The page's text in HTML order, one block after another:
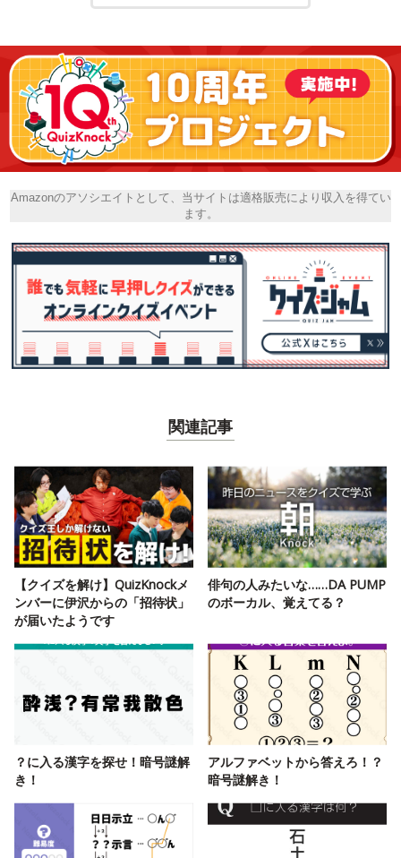
Amazonのアソシエイトとして、当サイトは適格販売により収入を得てい
ます。
関連記事
【クイズを解け】QuizKnockメ
ンバーに伊沢からの「招待状」
が届いたようです
俳句の人みたいな……DA PUMP
のボーカル、覚えてる？
？に入る漢字を探せ！暗号謎解
き！
アルファベットから答えろ！？
暗号謎解き！